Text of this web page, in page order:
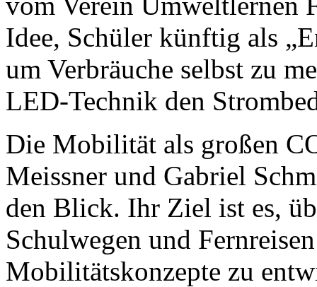
Idee, Schüler künftig als
um Verbräuche selbst zu
LED-Technik den
Die Mobilität als großen
Meissner und Gabriel
den Blick. Ihr Ziel ist es,
Schulwegen und
Mobilitätskonzepte zu